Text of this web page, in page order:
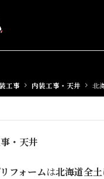
工事 内装工事・天井 北
・天井
フォームは北海道全土